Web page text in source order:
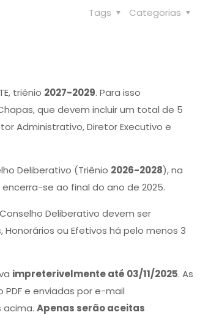
Categorias
Tags
triênio 2027-2029. Para isso
que devem incluir um total de 5
Administrativo, Diretor Executivo e
Deliberativo (Triênio 2026-2028), na
se ao final do ano de 2025.
Deliberativo devem ser
ou Efetivos há pelo menos 3
impreterivelmente até 03/11/2025. As
e enviadas por e-mail
acima.Apenas serão aceitas